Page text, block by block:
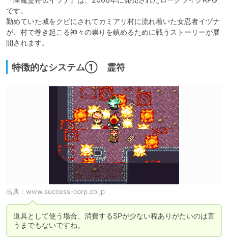
です。
勤めていた城をクビにされてカミアリ村に流れ着いた女忍者イヅナ
が、村で巻き起こる神々の祟りを鎮めるために戦うストーリーが展
開されます。
特徴的なシステム① 霊符
出典： www.success-corp.co.jp
道具として使う場合、消費するSPが少ない程ありがたいのは言
うまでもないですね。